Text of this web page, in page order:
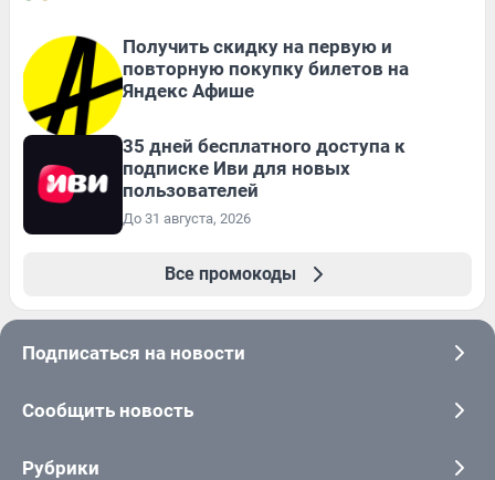
Получить скидку на первую и
повторную покупку билетов на
Яндекс Афише
35 дней бесплатного доступа к
подписке Иви для новых
пользователей
До 31 августа, 2026
Все промокоды
Подписаться на новости
Сообщить новость
Рубрики